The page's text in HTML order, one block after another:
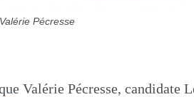
Pécresse
Valérie Pécresse, candidate